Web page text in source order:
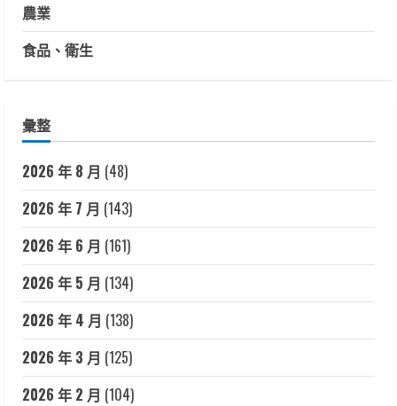
農業
食品、衛生
彙整
2026 年 8 月 (48)
2026 年 7 月 (143)
2026 年 6 月 (161)
2026 年 5 月 (134)
2026 年 4 月 (138)
2026 年 3 月 (125)
2026 年 2 月 (104)